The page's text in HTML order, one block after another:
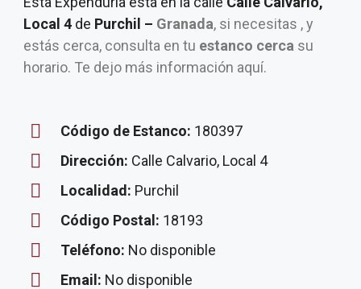
Local 4 de Purchil – Granada, si necesitas , y
estás cerca, consulta en tu estanco cerca su
horario. Te dejo más información aquí.
Código de Estanco: 180397
Dirección: Calle Calvario, Local 4
Localidad: Purchil
Código Postal: 18193
Teléfono: No disponible
Email: No disponible